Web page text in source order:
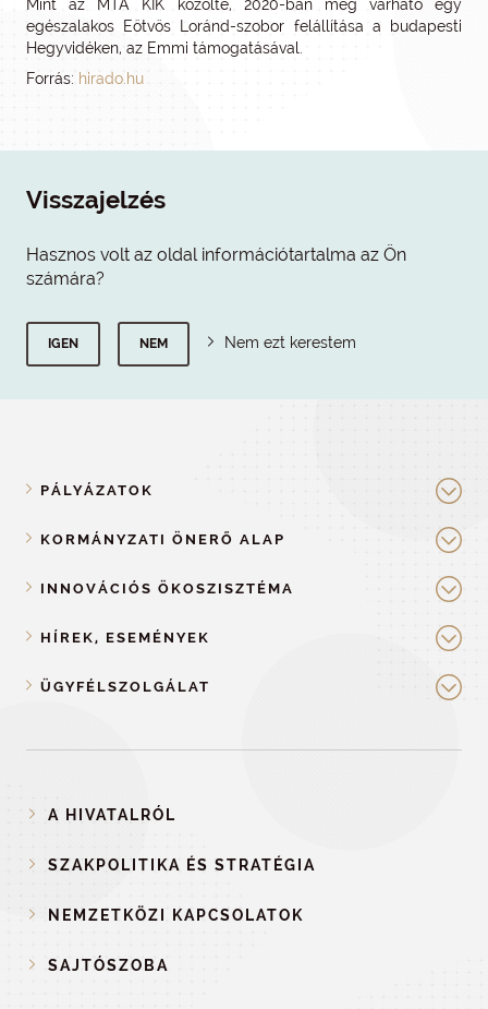
Mint az MTA KIK közölte, 2020-ban még várható egy
egészalakos Eötvös Loránd-szobor felállítása a budapesti
Hegyvidéken, az Emmi támogatásával.
Forrás: hirado.hu
Visszajelzés
Hasznos volt az oldal információtartalma az Ön
számára?
IGEN NEM Nem ezt kerestem
PÁLYÁZATOK
KORMÁNYZATI ÖNERŐ ALAP
INNOVÁCIÓS ÖKOSZISZTÉMA
HÍREK, ESEMÉNYEK
ÜGYFÉLSZOLGÁLAT
A HIVATALRÓL
SZAKPOLITIKA ÉS STRATÉGIA
NEMZETKÖZI KAPCSOLATOK
SAJTÓSZOBA